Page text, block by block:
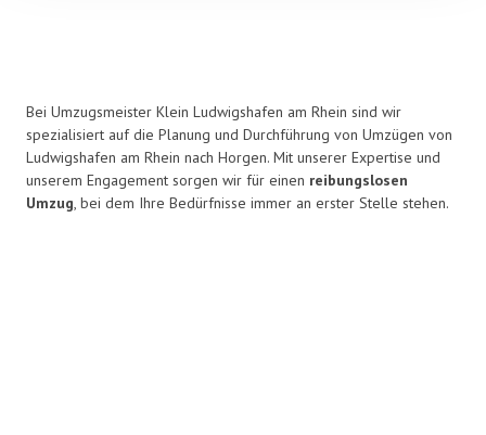
Bei Umzugsmeister Klein Ludwigshafen am Rhein sind wir
spezialisiert auf die Planung und Durchführung von Umzügen von
Ludwigshafen am Rhein nach Horgen. Mit unserer Expertise und
unserem Engagement sorgen wir für einen reibungslosen
Umzug, bei dem Ihre Bedürfnisse immer an erster Stelle stehen.